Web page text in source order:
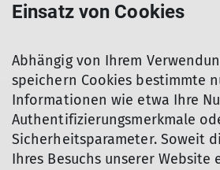
Einsatz von Cookies
Abhängig von Ihrem
speichern Cookies bestimmte
Informationen wie etwa Ihre
Authentifizierungsmerkmale
Sicherheitsparameter. Soweit
Ihres Besuchs unserer